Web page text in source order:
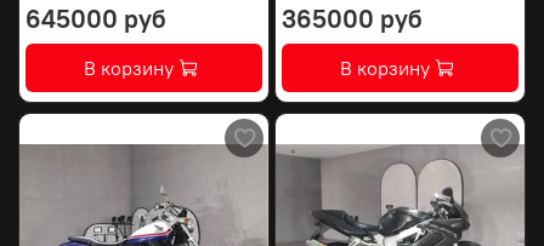
645000 руб
В корзину
365000 руб
В корзину